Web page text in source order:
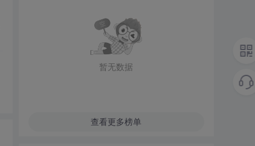
暂无数据
查看更多榜单